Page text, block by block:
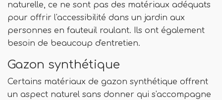
naturelle, ce ne sont pas des matériaux adéquats
pour offrir l'accessibilité dans un jardin aux
personnes en fauteuil roulant. Ils ont également
besoin de beaucoup d'entretien.
Gazon synthétique
Certains matériaux de gazon synthétique offrent
un aspect naturel sans donner qui s'accompagne